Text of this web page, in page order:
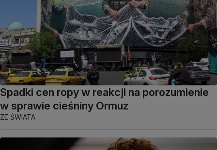
Spadki cen ropy w reakcji na porozumienie
w sprawie cieśniny Ormuz
ZE ŚWIATA